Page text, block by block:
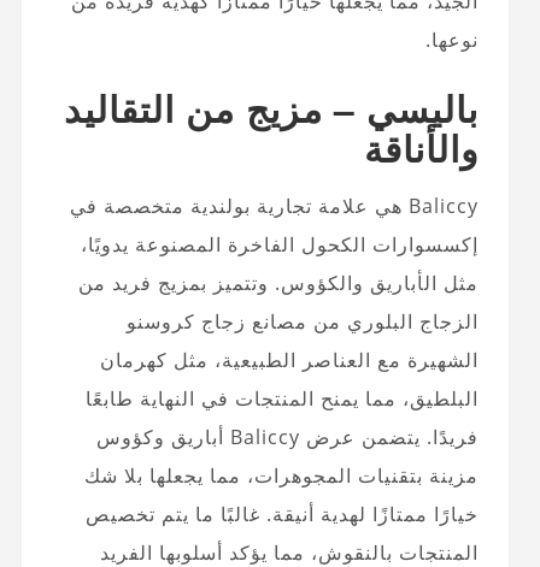
نوعها.
باليسي – مزيج من التقاليد
والأناقة
Baliccy هي علامة تجارية بولندية متخصصة في
إكسسوارات الكحول الفاخرة المصنوعة يدويًا،
مثل الأباريق والكؤوس. وتتميز بمزيج فريد من
الزجاج البلوري من مصانع زجاج كروسنو
الشهيرة مع العناصر الطبيعية، مثل كهرمان
البلطيق، مما يمنح المنتجات في النهاية طابعًا
فريدًا. يتضمن عرض Baliccy أباريق وكؤوس
مزينة بتقنيات المجوهرات، مما يجعلها بلا شك
خيارًا ممتازًا لهدية أنيقة. غالبًا ما يتم تخصيص
المنتجات بالنقوش، مما يؤكد أسلوبها الفريد